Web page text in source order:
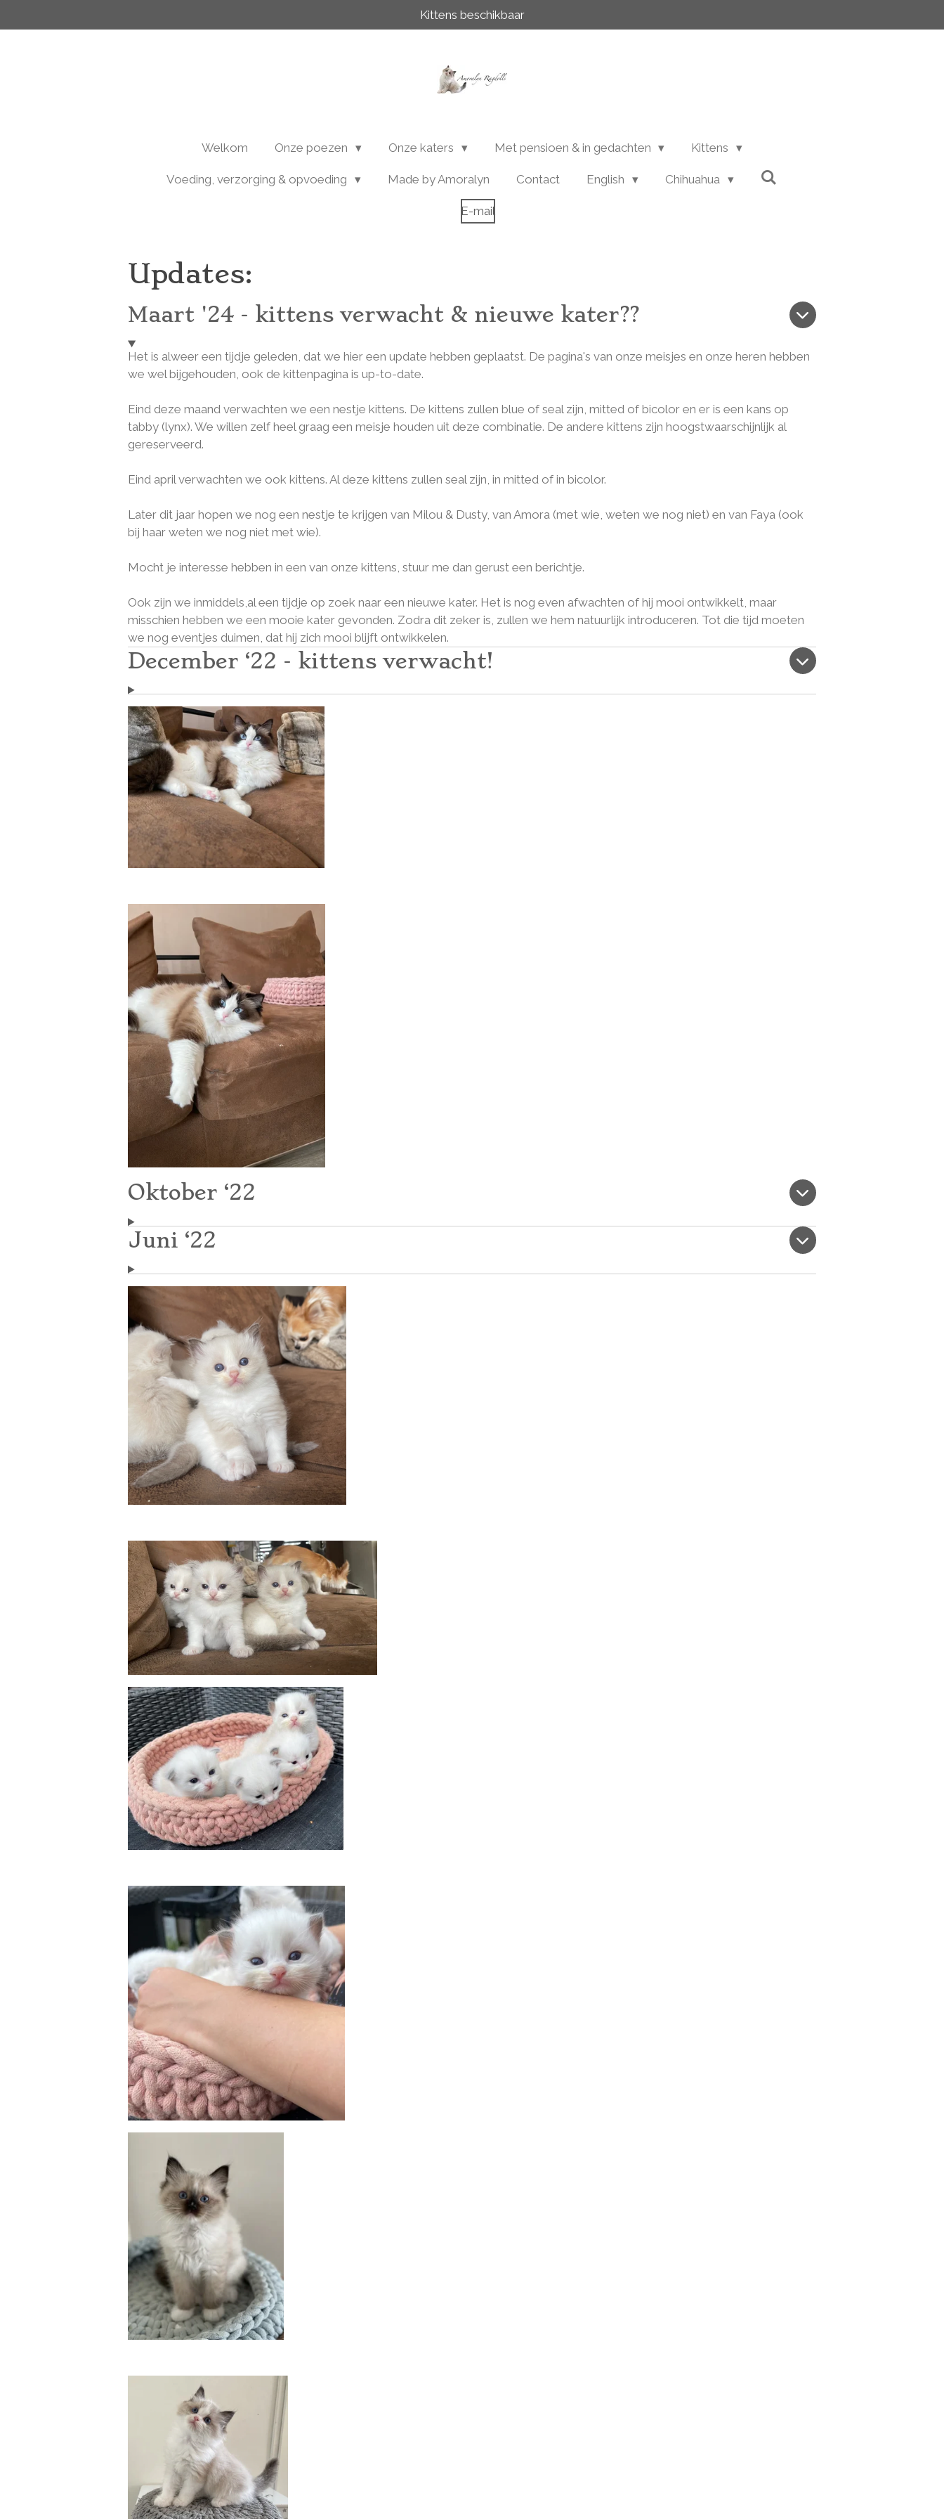
direct
Kittens beschikbaar
Welkom Onze poezen Onze katers Met pensioen & in gedachten Kittens
Voeding, verzorging & opvoeding Made by Amoralyn Contact English Chihuahua
E-mail
Updates:
Maart '24 - kittens verwacht & nieuwe kater??
Het is alweer een tijdje geleden, dat we hier een update hebben geplaatst. De pagina's van onze meisjes en onze heren hebben
we wel bijgehouden, ook de kittenpagina is up-to-date.
Eind deze maand verwachten we een nestje kittens. De kittens zullen blue of seal zijn, mitted of bicolor en er is een kans op
tabby (lynx). We willen zelf heel graag een meisje houden uit deze combinatie. De andere kittens zijn hoogstwaarschijnlijk al
gereserveerd.
Eind april verwachten we ook kittens. Al deze kittens zullen seal zijn, in mitted of in bicolor.
Later dit jaar hopen we nog een nestje te krijgen van Milou & Dusty, van Amora (met wie, weten we nog niet) en van Faya (ook
bij haar weten we nog niet met wie).
Mocht je interesse hebben in een van onze kittens, stuur me dan gerust een berichtje.
Ook zijn we inmiddels,al een tijdje op zoek naar een nieuwe kater. Het is nog even afwachten of hij mooi ontwikkelt, maar
misschien hebben we een mooie kater gevonden. Zodra dit zeker is, zullen we hem natuurlijk introduceren. Tot die tijd moeten
we nog eventjes duimen, dat hij zich mooi blijft ontwikkelen.
December ‘22 - kittens verwacht!
Oktober ‘22
Juni ‘22